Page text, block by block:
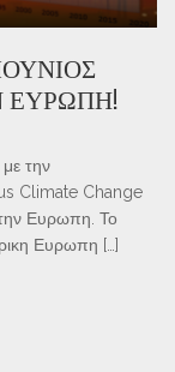
ΕΥΡΏΠΗ!
την
Climate Change
Ευρωπη. Το
Ευρωπη […]